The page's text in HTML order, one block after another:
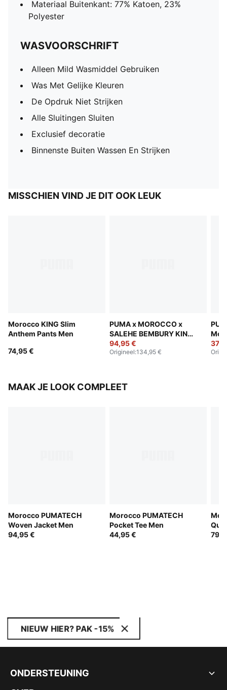
Materiaal Buitenkant: 77% Katoen, 23%
Polyester
WASVOORSCHRIFT
Alleen Mild Wasmiddel Gebruiken
Was Met Gelijke Kleuren
De Opdruk Niet Strijken
Alle Sluitingen Sluiten
Exclusief decoratie
Binnenste Buiten Wassen En Strijken
MISSCHIEN VIND JE DIT OOK LEUK
Morocco KING Slim
Anthem Pants Men
74,95 €
PUMA x MOROCCO x
SALEHE BEMBURY KING
Track Pants Men
94,95 €
Origineel:134,95 €
Men
MAAK JE LOOK COMPLEET
Morocco PUMATECH
Woven Jacket Men
94,95 €
Morocco PUMATECH
Pocket Tee Men
44,95 €
NIEUW HIER? PAK -15%
ONDERSTEUNING